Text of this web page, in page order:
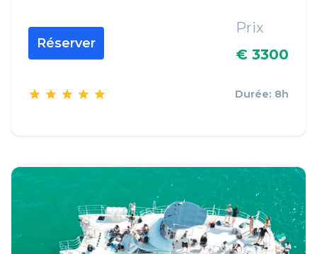
Réserver
Prix
€ 3300
Durée: 8h